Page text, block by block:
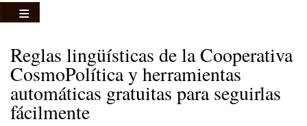
Reglas lingüísticas de la Cooperativa
CosmoPolítica y herramientas
automáticas gratuitas para seguirlas
fácilmente